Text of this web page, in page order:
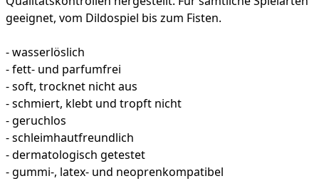
geeignet, vom Dildospiel bis zum Fisten.
- wasserlöslich
- fett- und parfumfrei
- soft, trocknet nicht aus
- schmiert, klebt und tropft nicht
- geruchlos
- schleimhautfreundlich
- dermatologisch getestet
- gummi-, latex- und neoprenkompatibel